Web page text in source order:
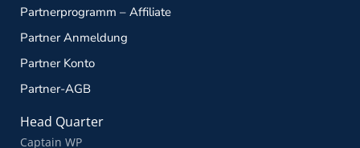
Partnerprogramm – Affiliate
Partner Anmeldung
Partner Konto
Partner-AGB
Head Quarter
Captain WP